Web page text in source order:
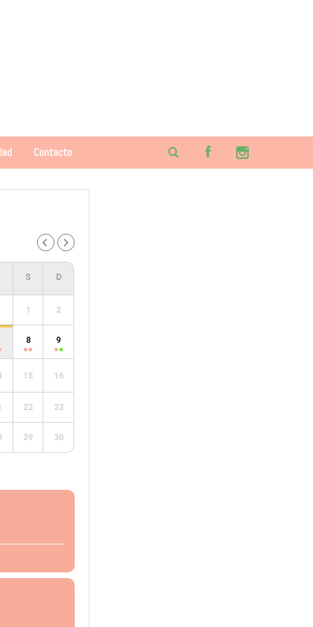
Contacto
1 2
8 9
15 16
22 23
29 30